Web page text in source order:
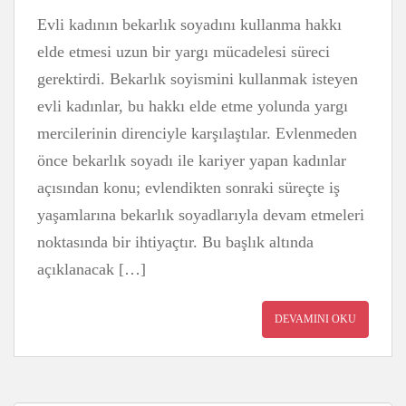
Evli kadının bekarlık soyadını kullanma hakkı
elde etmesi uzun bir yargı mücadelesi süreci
gerektirdi. Bekarlık soyismini kullanmak isteyen
evli kadınlar, bu hakkı elde etme yolunda yargı
mercilerinin direnciyle karşılaştılar. Evlenmeden
önce bekarlık soyadı ile kariyer yapan kadınlar
açısından konu; evlendikten sonraki süreçte iş
yaşamlarına bekarlık soyadlarıyla devam etmeleri
noktasında bir ihtiyaçtır. Bu başlık altında
açıklanacak […]
DEVAMINI OKU